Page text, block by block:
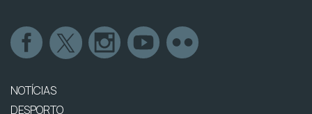
NOTÍCIAS
DESPORTO